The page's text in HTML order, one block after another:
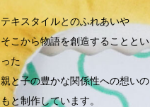
テキスタイルとのふれあいや
そこから物語を創造することとい
った
親と子の豊かな関係性への想いの
もと制作しています。